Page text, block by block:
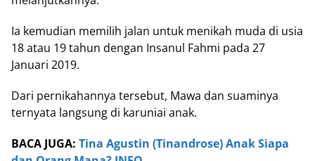
Ia kemudian memilih jalan untuk menikah muda di usia
18 atau 19 tahun dengan Insanul Fahmi pada 27
Januari 2019.
Dari pernikahannya tersebut, Mawa dan suaminya
ternyata langsung di karuniai anak.
BACA JUGA: Tina Agustin (Tinandrose) Anak Siapa